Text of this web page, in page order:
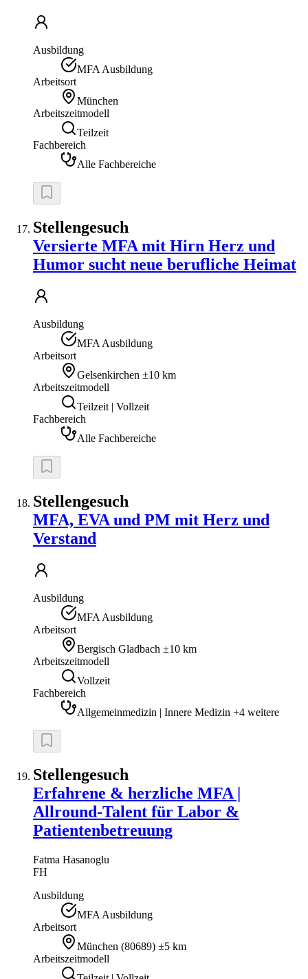
Ausbildung
MFA Ausbildung
Arbeitsort
München
Arbeitszeitmodell
Teilzeit
Fachbereich
Alle Fachbereiche
Stellengesuch
Versierte MFA mit Hirn Herz und
Humor sucht neue berufliche Heimat
Ausbildung
MFA Ausbildung
Arbeitsort
Gelsenkirchen ±10 km
Arbeitszeitmodell
Teilzeit | Vollzeit
Fachbereich
Alle Fachbereiche
Stellengesuch
MFA, EVA und PM mit Herz und
Verstand
Ausbildung
MFA Ausbildung
Arbeitsort
Bergisch Gladbach ±10 km
Arbeitszeitmodell
Vollzeit
Fachbereich
Allgemeinmedizin | Innere Medizin +4 weitere
Stellengesuch
Erfahrene & herzliche MFA |
Allround-Talent für Labor &
Patientenbetreuung
Fatma Hasanoglu
FH
Ausbildung
MFA Ausbildung
Arbeitsort
München (80689) ±5 km
Arbeitszeitmodell